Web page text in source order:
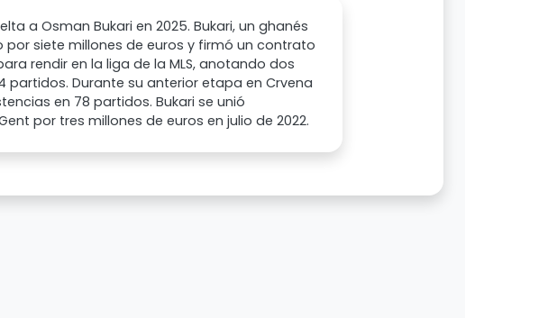
a Osman Bukari en 2025. Bukari, un ghanés
por siete millones de euros y firmó un contrato
rendir en la liga de la MLS, anotando dos
Durante su anterior etapa en Crvena
en 78 partidos. Bukari se unió
por tres millones de euros en julio de 2022.